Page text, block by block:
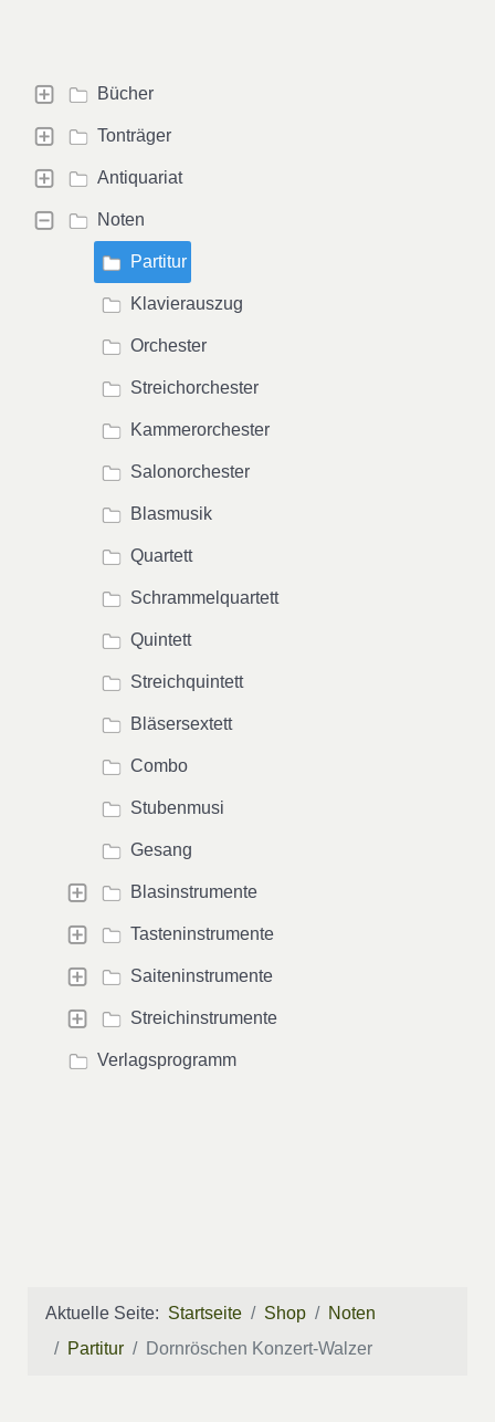
Bücher
Tonträger
Antiquariat
Noten
Partitur
Klavierauszug
Orchester
Streichorchester
Kammerorchester
Salonorchester
Blasmusik
Quartett
Schrammelquartett
Quintett
Streichquintett
Bläsersextett
Combo
Stubenmusi
Gesang
Blasinstrumente
Tasteninstrumente
Saiteninstrumente
Streichinstrumente
Verlagsprogramm
Aktuelle Seite: Startseite Shop
Noten
Partitur
Dornröschen Konzert-Walzer